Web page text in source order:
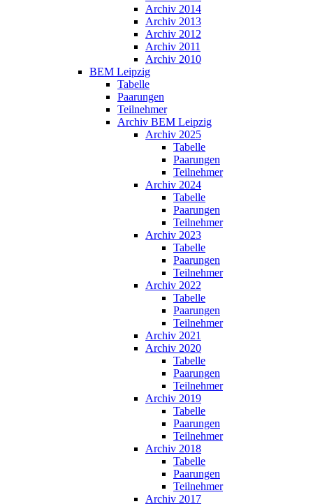
Archiv 2014
Archiv 2013
Archiv 2012
Archiv 2011
Archiv 2010
BEM Leipzig
Tabelle
Paarungen
Teilnehmer
Archiv BEM Leipzig
Archiv 2025
Tabelle
Paarungen
Teilnehmer
Archiv 2024
Tabelle
Paarungen
Teilnehmer
Archiv 2023
Tabelle
Paarungen
Teilnehmer
Archiv 2022
Tabelle
Paarungen
Teilnehmer
Archiv 2021
Archiv 2020
Tabelle
Paarungen
Teilnehmer
Archiv 2019
Tabelle
Paarungen
Teilnehmer
Archiv 2018
Tabelle
Paarungen
Teilnehmer
Archiv 2017